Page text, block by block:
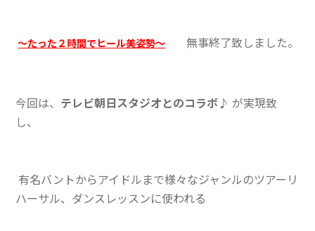
〜たった２時間でヒール美姿勢〜 無事終了致しました。
今回は、 テレビ朝日スタジオとのコラボ♪ が実現致
し、
有名バントからアイドルまで様々なジャンルのツアーリ
ハーサル、ダンスレッスンに使われる